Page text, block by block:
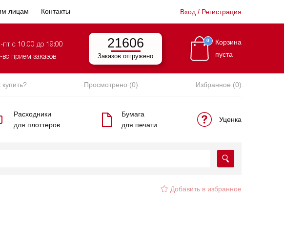
лицам Контакты Вход / Регистрация
пт с 10:00 до 19:00
вс прием заказов
21606
Заказов отгружено
0
Корзина
пуста
купить? Просмотрено (0) Избранное (0)
Расходники
для плоттеров
Бумага
для печати
Уценка
Добавить в избранное